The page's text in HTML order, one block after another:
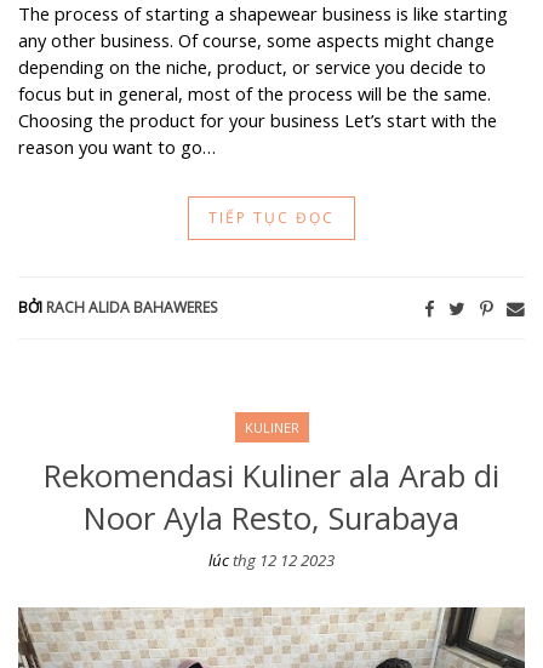
The process of starting a shapewear business is like starting
any other business. Of course, some aspects might change
depending on the niche, product, or service you decide to
focus but in general, most of the process will be the same.
Choosing the product for your business Let’s start with the
reason you want to go…
TIẾP TỤC ĐỌC
BỞI RACH ALIDA BAHAWERES
KULINER
Rekomendasi Kuliner ala Arab di
Noor Ayla Resto, Surabaya
lúcthg 12 12 2023
Rekomendasi Kuliner ala Arab di Noor Ayla Resto, Surabaya